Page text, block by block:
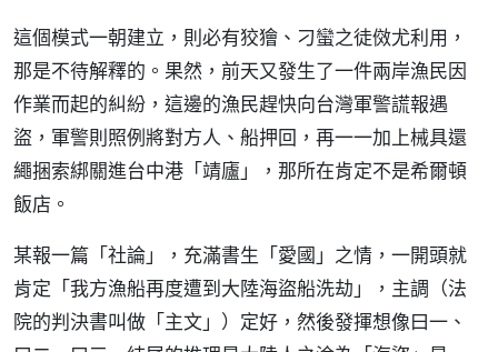
這個模式一朝建立，則必有狡獪、刁蠻之徒傚尤利用，
那是不待解釋的。果然，前天又發生了一件兩岸漁民因
作業而起的糾紛，這邊的漁民趕快向台灣軍警謊報遇
盜，軍警則照例將對方人、船押回，再一一加上械具還
繩捆索綁關進台中港「靖廬」，那所在肯定不是希爾頓
飯店。
某報一篇「社論」，充滿書生「愛國」之情，一開頭就
肯定「我方漁船再度遭到大陸海盜船洗劫」，主調（法
院的判決書叫做「主文」）定好，然後發揮想像曰一、